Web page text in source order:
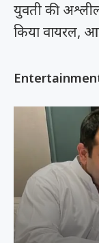
युवती की अश्लील
किया वायरल,